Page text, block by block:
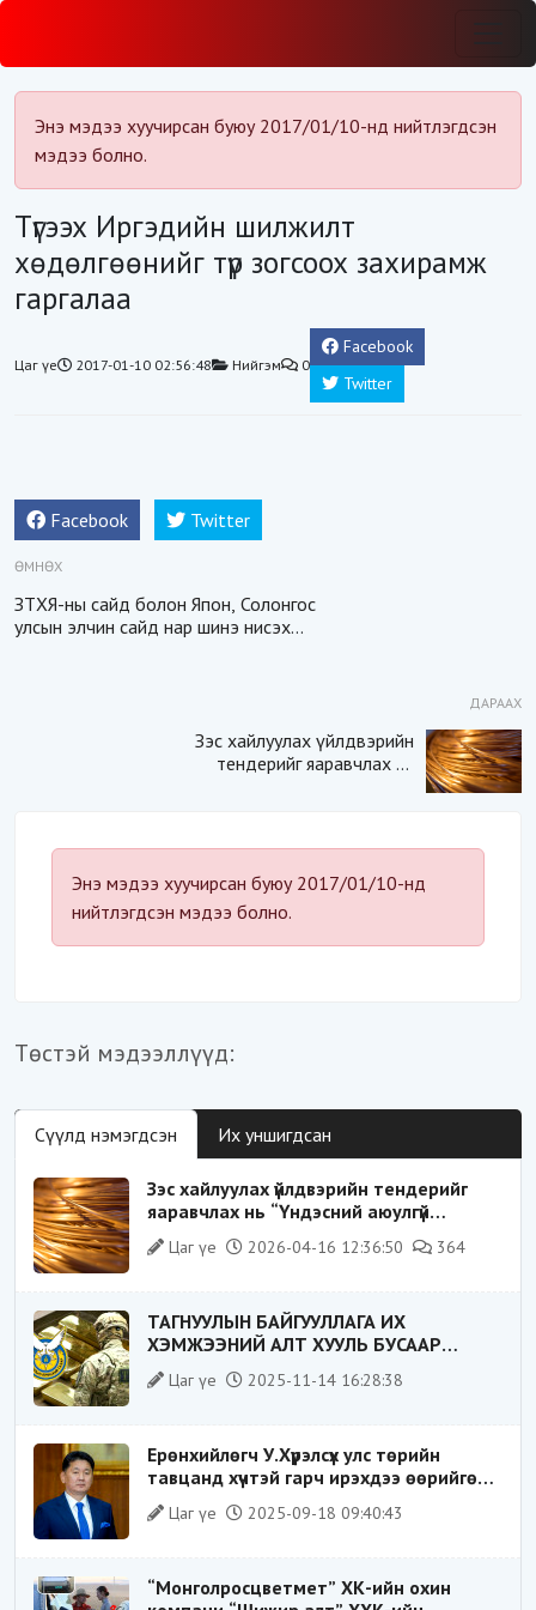
Энэ мэдээ хуучирсан буюу 2017/01/10-нд нийтлэгдсэн
мэдээ болно.
Түгээх Иргэдийн шилжилт
хөдөлгөөнийг түр зогсоох захирамж
гаргалаа
Цаг үе 2017-01-10 02:56:48 Нийгэм 0
Facebook
Twitter
Facebook Twitter
ӨМНӨХ
ЗТХЯ-ны сайд болон Япон, Солонгос
улсын элчин сайд нар шинэ нисэх
ДАРААХ
Зэс хайлуулах үйлдвэрийн
тендерийг яаравчлах нь
Энэ мэдээ хуучирсан буюу 2017/01/10-нд
нийтлэгдсэн мэдээ болно.
Төстэй мэдээллүүд:
Сүүлд нэмэгдсэн Их уншигдсан
Зэс хайлуулах үйлдвэрийн тендерийг
яаравчлах нь “Үндэсний аюулгүй
байдал“-д эрсдэлтэй юу?
Цаг үе 2026-04-16 12:36:50 364
ТАГНУУЛЫН БАЙГУУЛЛАГА ИХ
ХЭМЖЭЭНИЙ АЛТ ХУУЛЬ БУСААР
ХИЛЭЭР ГАРГАХ ГЭЖ БАЙСАН
ҮЙЛДЛИЙГ ТАСЛАН ЗОГСООЛОО
Цаг үе 2025-11-14 16:28:38
Ерөнхийлөгч У.Хүрэлсүх улс төрийн
тавцанд хүчтэй гарч ирэхдээ өөрийгөө
шударга ёсны төлөө тэмцэгч, “хуучин
тогтолцооны хонгилыг нураагч” гэсэн
Цаг үе 2025-09-18 09:40:43
“Монголросцветмет” ХК-ийн охин